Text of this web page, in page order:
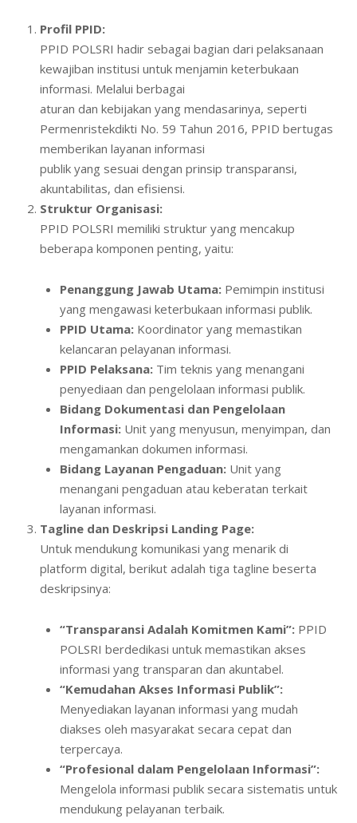
Profil PPID:
PPID POLSRI hadir sebagai bagian dari pelaksanaan
kewajiban institusi untuk menjamin keterbukaan
informasi. Melalui berbagai
aturan dan kebijakan yang mendasarinya, seperti
Permenristekdikti No. 59 Tahun 2016, PPID bertugas
memberikan layanan informasi
publik yang sesuai dengan prinsip transparansi,
akuntabilitas, dan efisiensi.
Struktur Organisasi:
PPID POLSRI memiliki struktur yang mencakup
beberapa komponen penting, yaitu:
Penanggung Jawab Utama: Pemimpin institusi
yang mengawasi keterbukaan informasi publik.
PPID Utama: Koordinator yang memastikan
kelancaran pelayanan informasi.
PPID Pelaksana: Tim teknis yang menangani
penyediaan dan pengelolaan informasi publik.
Bidang Dokumentasi dan Pengelolaan
Informasi: Unit yang menyusun, menyimpan, dan
mengamankan dokumen informasi.
Bidang Layanan Pengaduan: Unit yang
menangani pengaduan atau keberatan terkait
layanan informasi.
Tagline dan Deskripsi Landing Page:
Untuk mendukung komunikasi yang menarik di
platform digital, berikut adalah tiga tagline beserta
deskripsinya:
“Transparansi Adalah Komitmen Kami”: PPID
POLSRI berdedikasi untuk memastikan akses
informasi yang transparan dan akuntabel.
“Kemudahan Akses Informasi Publik”:
Menyediakan layanan informasi yang mudah
diakses oleh masyarakat secara cepat dan
terpercaya.
“Profesional dalam Pengelolaan Informasi”:
Mengelola informasi publik secara sistematis untuk
mendukung pelayanan terbaik.